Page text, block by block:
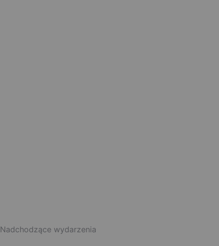
Nadchodzące wydarzenia